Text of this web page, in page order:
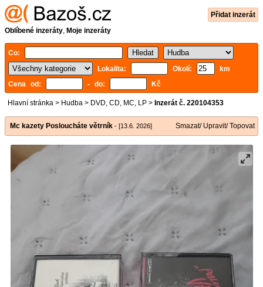
Přidat inzerát
Oblíbené inzeráty, Moje inzeráty
Co:
Lokalita:
Okolí:
km
Cena od:
- do: Kč
Hlavní stránka > Hudba > DVD, CD, MC, LP > Inzerát č. 220104353
Mc kazety Posloucháte větrník - [13.6. 2026] Smazat/ Upravit/ Topovat